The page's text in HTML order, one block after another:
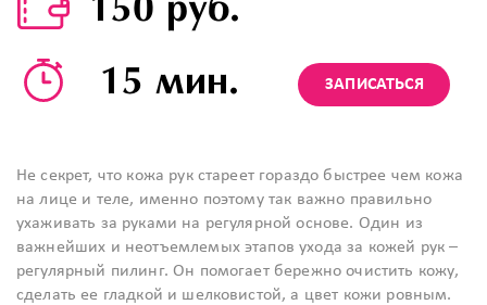
15 мин.
ЗАПИСАТЬСЯ
Не секрет, что кожа рук стареет гораздо быстрее чем кожа
на лице и теле, именно поэтому так важно правильно
ухаживать за руками на регулярной основе. Один из
важнейших и неотъемлемых этапов ухода за кожей рук –
регулярный пилинг. Он помогает бережно очистить кожу,
сделать ее гладкой и шелковистой, а цвет кожи ровным.